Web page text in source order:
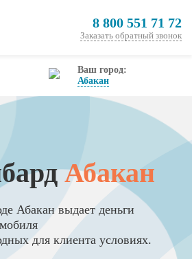
8 800 551 71 72
Заказать обратный звонок
Ваш город:
Абакан
Абакан
Абакан выдает деньги
для клиента условиях.